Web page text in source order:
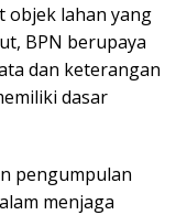
objek lahan yang
BPN berupaya
dan keterangan
dasar
pengumpulan
menjaga